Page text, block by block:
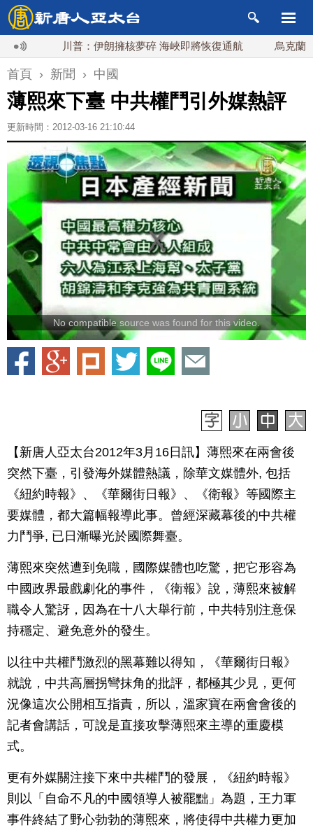
川普：伊朗擁核夢碎 海峽即將恢復通航 烏克蘭貨機
首頁 › 新聞 › 中國
薄熙來下臺 中共權鬥引外媒熱評
更新時間：2012-03-16 21:10:44
No compatible source was found for this video.
【新唐人亞太台2012年3月16日訊】薄熙來在兩會後
突然下臺，引發海外媒體熱議，除華文媒體外, 包括
《紐約時報》、《華爾街日報》、《衛報》等國際主
要媒體，都大篇幅報導此事。曾經深藏幕後的中共權
力鬥爭, 已日漸曝光於國際舞臺。
薄熙來突然遭到免職，國際媒體也吃驚，把它形容為
中國政界最戲劇化的事件，《衛報》說，薄熙來被解
職令人驚訝，因為在十八大舉行前，中共特別注意保
持穩定、避免意外的發生。
以往中共權鬥激烈的黑幕難以得知，《華爾街日報》
就說，中共高層拐彎抹角的批評，都極其少見，更何
況像這次公開相互指責，所以，溫家寶在兩會會後的
記者會講話，可說是直接攻擊薄熙來主導的重慶模
式。
更有外媒關注接下來中共權鬥的發展，《紐約時報》
則以「自命不凡的中國領導人被罷黜」為題，王力軍
事件終結了野心勃勃的薄熙來，將使得中共權力更加